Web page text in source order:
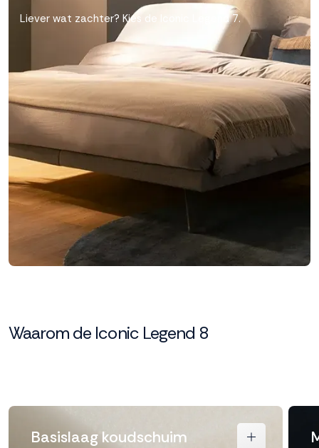
Liever wat zachter? Kies de Iconic Legend 7.
Waarom de Iconic Legend 8
Basislaag koudschuim